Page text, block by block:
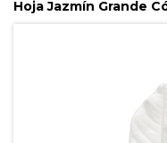
Hoja Jazmín Grande